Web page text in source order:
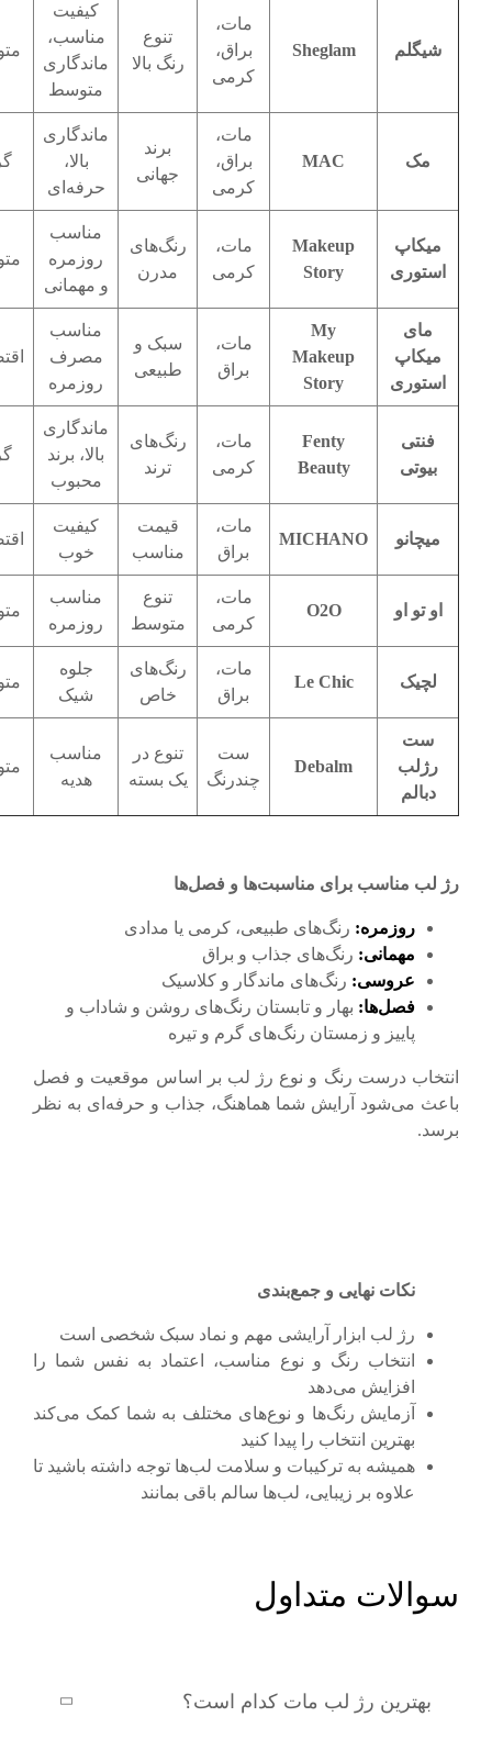
شیگلم Sheglam
مات،
براق،
کرمی
تنوع
رنگ بالا
کیفیت
مناسب،
ماندگاری
متوسط
مک MAC
مات،
براق،
کرمی
برند
جهانی
ماندگاری
بالا،
حرفه‌ای
میکاپ
استوری
Makeup
Story
مات،
کرمی
رنگ‌های
مدرن
مناسب
روزمره
و مهمانی
مای
میکاپ
استوری
My
Makeup
Story
مات،
براق
سبک و
طبیعی
مناسب
مصرف
روزمره
فنتی
بیوتی
Fenty
Beauty
مات،
کرمی
رنگ‌های
ترند
ماندگاری
بالا، برند
محبوب
میچانو MICHANO
مات،
براق
قیمت
مناسب
کیفیت
خوب
او تو او O2O
مات،
کرمی
تنوع
متوسط
مناسب
روزمره
لچیک Le Chic
مات،
براق
رنگ‌های
خاص
جلوه
شیک
ست
رژلب
دبالم
Debalm
ست
چندرنگ
تنوع در
یک بسته
مناسب
هدیه
رژ لب مناسب برای مناسبت‌ها و فصل‌ها
روزمره: رنگ‌های طبیعی، کرمی یا مدادی
مهمانی: رنگ‌های جذاب و براق
عروسی: رنگ‌های ماندگار و کلاسیک
فصل‌ها: بهار و تابستان رنگ‌های روشن و شاداب و
پاییز و زمستان رنگ‌های گرم و تیره
انتخاب درست رنگ و نوع رژ لب بر اساس موقعیت و فصل
باعث می‌شود آرایش شما هماهنگ، جذاب و حرفه‌ای به نظر
برسد.
نکات نهایی و جمع‌بندی
رژ لب ابزار آرایشی مهم و نماد سبک شخصی است
انتخاب رنگ و نوع مناسب، اعتماد به نفس شما را
افزایش می‌دهد
آزمایش رنگ‌ها و نوع‌های مختلف به شما کمک می‌کند
بهترین انتخاب را پیدا کنید
همیشه به ترکیبات و سلامت لب‌ها توجه داشته باشید تا
علاوه بر زیبایی، لب‌ها سالم باقی بمانند
سوالات متداول
بهترین رژ لب مات کدام است؟